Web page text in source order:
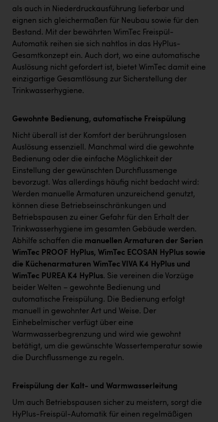
als auch in Niederdruckausführung lieferbar und
eignen sich gleichermaßen für Neubau sowie für den
Bestand. Mit der bewährten WimTec Freispül-
Automatik reihen sie sich nahtlos in das HyPlus-
Gesamtkonzept ein. Auch dort, wo eine automatische
Auslösung nicht gefordert ist, bietet WimTec damit eine
einzigartige Gesamtlösung zur Sicherstellung der
Trinkwasserhygiene.
Gewohnte Bedienung, automatische Freispülung
Nicht überall ist der Komfort der berührungslosen
Auslösung essenziell. Manchmal wird die gewohnte
Bedienung oder die einfache Möglichkeit der
Einstellung der gewünschten Durchflussmenge
bevorzugt. Was allerdings häufig nicht bedacht wird:
Werden manuelle Armaturen unzureichend genutzt,
können diese Betriebseinschränkungen und
Betriebspausen zu einer Gefahr für den Erhalt der
Trinkwasserhygiene im gesamten Gebäude werden.
Abhilfe schaffen die manuellen Armaturen der Serien
WimTec PROOF HyPlus, WimTec ECOSAN HyPlus sowie
die Küchenarmaturen WimTec VIVA K4 HyPlus und
WimTec PUREA K4 HyPlus. Sie vereinen die Vorzüge
beider Welten – gewohnte Bedienung und
automatische Freispülung. Die Bedienung erfolgt
manuell in gewohnter Art und Weise. Der
Einhebelmischer verfügt über eine
Warmwasserbegrenzung und wird wie gewohnt
betätigt, um die gewünschte Wassertemperatur sowie
die Durchflussmenge zu regeln.
Freispülung der Kalt- und Warmwasserleitung
Um auch Betriebspausen sicher zu meistern, sorgt die
HyPlus-Freispül-Automatik für einen regelmäßigen